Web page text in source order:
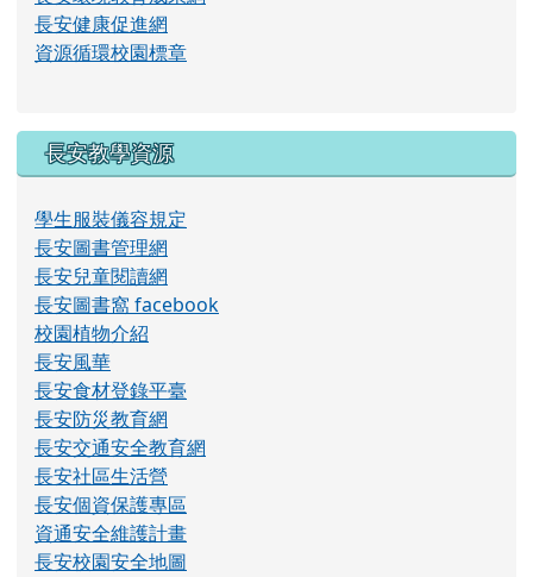
長安健康促進網
資源循環校園標章
長安教學資源
學生服裝儀容規定
長安圖書管理網
長安兒童閱讀網
長安圖書窩 facebook
校園植物介紹
長安風華
長安食材登錄平臺
長安防災教育網
長安交通安全教育網
長安社區生活營
長安個資保護專區
資通安全維護計畫
長安校園安全地圖